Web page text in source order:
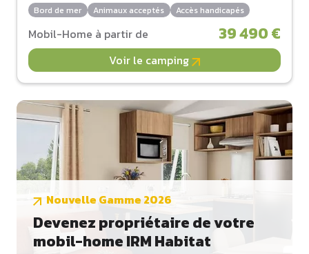
Bord de mer Animaux acceptés Accès handicapés
Mobil-Home à partir de 39 490 €
Voir le camping
Nouvelle Gamme 2026
Devenez propriétaire de votre
mobil-home IRM Habitat